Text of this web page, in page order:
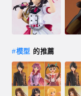
#模型 的推薦